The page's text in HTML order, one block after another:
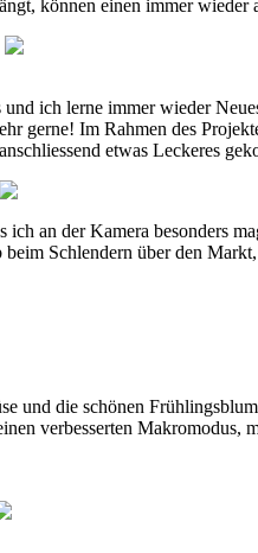
können einen immer
ich lerne immer wieder
gerne! Im Rahmen des
etwas Leckeres
ich an der Kamera besonders
Schlendern über den
und die schönen
verbesserten